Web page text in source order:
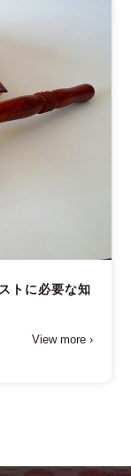
トに必要な知
View more ›